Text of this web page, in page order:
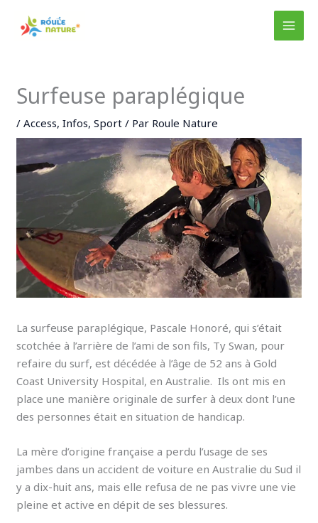
Surfeuse paraplégique
/Access,Infos,Sport / Par Roule Nature
La surfeuse paraplégique, Pascale Honoré, qui s’était
scotchée à l’arrière de l’ami de son fils, Ty Swan, pour
refaire du surf, est décédée à l’âge de 52 ans à Gold
Coast University Hospital, en Australie. Ils ont mis en
place une manière originale de surfer à deux dont l’une
des personnes était en situation de handicap.
La mère d’origine française a perdu l’usage de ses
jambes dans un accident de voiture en Australie du Sud il
y a dix-huit ans, mais elle refusa de ne pas vivre une vie
pleine et active en dépit de ses blessures.